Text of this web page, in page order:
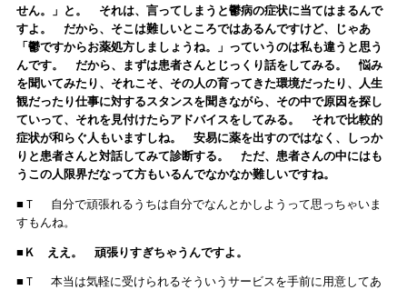
せん。」と。 それは、言ってしまうと鬱病の症状に当てはまるんで
すよ。 だから、そこは難しいところではあるんですけど、じゃあ
「鬱ですからお薬処方しましょうね。」っていうのは私も違うと思う
んです。 だから、まずは患者さんとじっくり話をしてみる。 悩み
を聞いてみたり、それこそ、その人の育ってきた環境だったり、人生
観だったり仕事に対するスタンスを聞きながら、その中で原因を探し
ていって、それを見付けたらアドバイスをしてみる。 それで比較的
症状が和らぐ人もいますしね。 安易に薬を出すのではなく、しっか
りと患者さんと対話してみて診断する。 ただ、患者さんの中にはも
うこの人限界だなって方もいるんでなかなか難しいですね。
■Ｔ 自分で頑張れるうちは自分でなんとかしようって思っちゃいま
すもんね。
■Ｋ ええ。 頑張りすぎちゃうんですよ。
■Ｔ 本当は気軽に受けられるそういうサービスを手前に用意してあ